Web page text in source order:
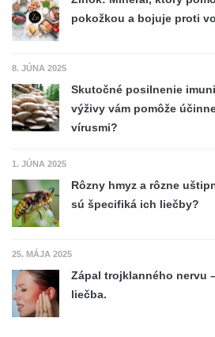
pokožkou a bojuje proti
8. JÚNA 2025
Skutočné posilnenie
výživy vám pomôže
vírusmi?
1. JÚNA 2025
Rôzny hmyz a rôzne
sú špecifiká ich liečby?
25. MÁJA 2025
Zápal trojklanného nervu
liečba.